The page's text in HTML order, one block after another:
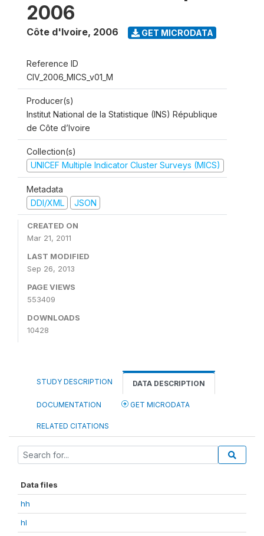
2006
Côte d'Ivoire, 2006 GET MICRODATA
Reference ID
CIV_2006_MICS_v01_M
Producer(s)
Institut National de la Statistique (INS) République
de Côte d’Ivoire
Collection(s)
UNICEF Multiple Indicator Cluster Surveys (MICS)
Metadata
DDI/XML
JSON
CREATED ON
Mar 21, 2011
LAST MODIFIED
Sep 26, 2013
PAGE VIEWS
553409
DOWNLOADS
10428
STUDY DESCRIPTION DATA DESCRIPTION
DOCUMENTATION GET MICRODATA
RELATED CITATIONS
Data files
hh
hl